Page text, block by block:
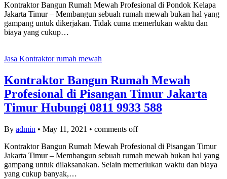
Kontraktor Bangun Rumah Mewah Profesional di Pondok Kelapa
Jakarta Timur – Membangun sebuah rumah mewah bukan hal yang
gampang untuk dikerjakan. Tidak cuma memerlukan waktu dan
biaya yang cukup…
Jasa Kontraktor rumah mewah
Kontraktor Bangun Rumah Mewah
Profesional di Pisangan Timur Jakarta
Timur Hubungi 0811 9933 588
By admin • May 11, 2021 • comments off
Kontraktor Bangun Rumah Mewah Profesional di Pisangan Timur
Jakarta Timur – Membangun sebuah rumah mewah bukan hal yang
gampang untuk dilaksanakan. Selain memerlukan waktu dan biaya
yang cukup banyak,…